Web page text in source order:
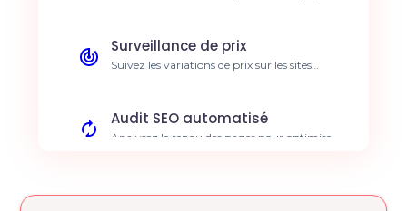
Surveillance de prix
Suivez les variations de prix sur les sites
Audit SEO automatisé
Analysez le rendu des pages pour optimiser
Vérification de conformité